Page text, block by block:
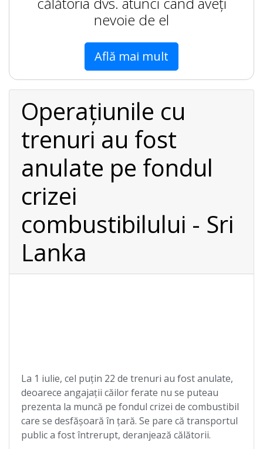
nevoie de el
Află mai mult
Operațiunile cu
trenuri au fost
anulate pe fondul
crizei
combustibilului - Sri
Lanka
La 1 iulie, cel puțin 22 de trenuri au fost anulate,
deoarece angajații căilor ferate nu se puteau
prezenta la muncă pe fondul crizei de combustibil
care se desfășoară în țară. Se pare că transportul
public a fost întrerupt, deranjează călătorii.